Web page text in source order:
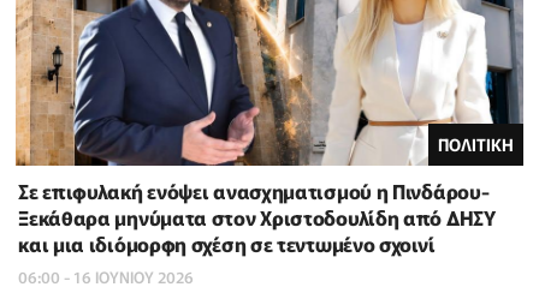
ΠΟΛΙΤΙΚΗ
Σε επιφυλακή ενόψει ανασχηματισμού η Πινδάρου-
Ξεκάθαρα μηνύματα στον Χριστοδουλίδη από ΔΗΣΥ
και μια ιδιόμορφη σχέση σε τεντωμένο σχοινί
06:00 - 16 ΙΟΥΝΙΟΥ 2026